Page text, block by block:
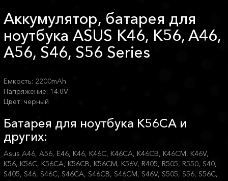
Аккумулятор, батарея для
ноутбука ASUS K46, K56, A46,
A56, S46, S56 Series
Емкость: 2200mAh
Напряжение: 14.8V
Цвет: черный
Батарея для ноутбука K56CA и
других:
Asus A46, A56, E46, K46, K46C, K46CA, K46CB, K46CM, K46V,
K56, K56C, K56CA, K56CB, K56CM, K56V, R405, R505, R550, S40,
S405, S46, S46C, S46CA, S46CB, S46CM, S46V, S505, S56, S56C,